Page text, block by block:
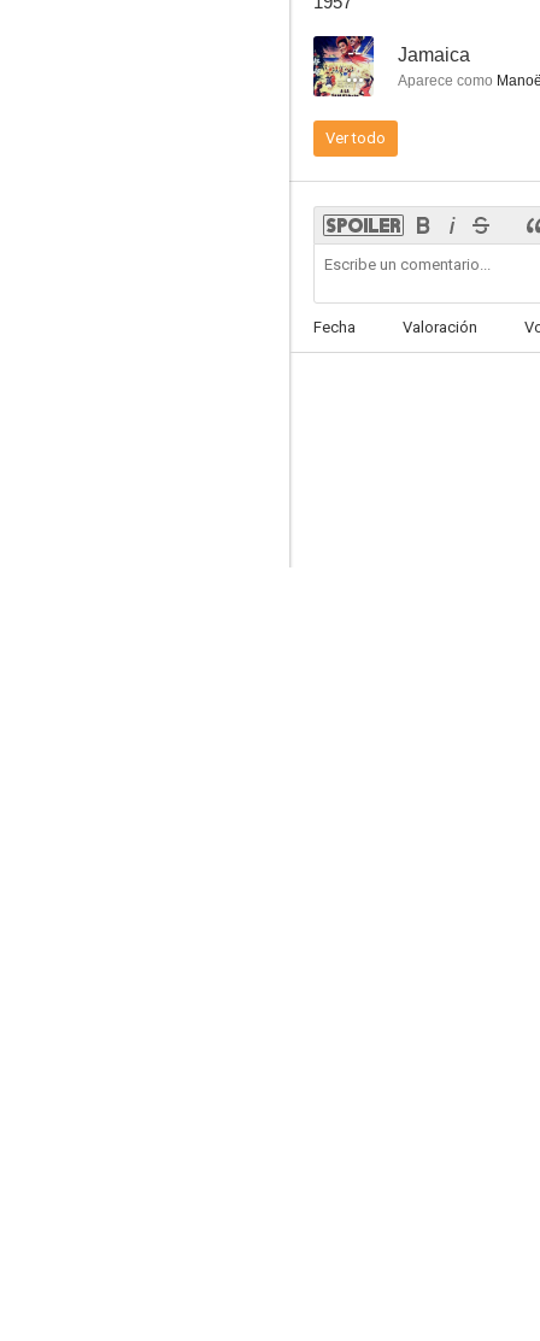
-- Jamaica
Aparece como
Ver todo
Fecha Valoración